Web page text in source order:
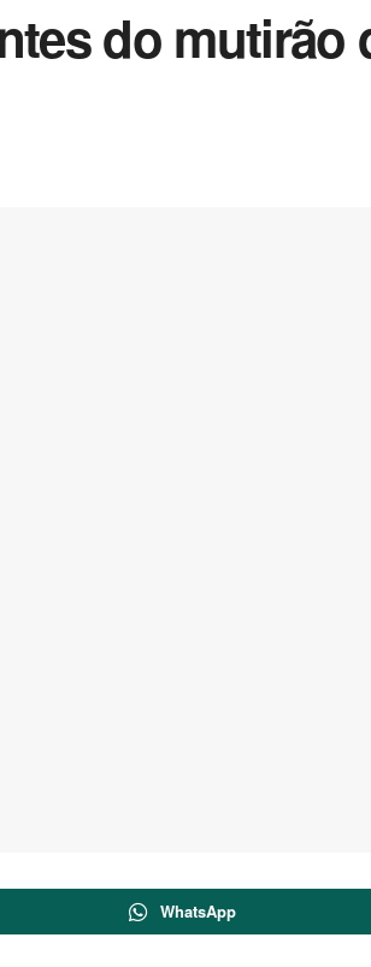
do mutirão
WhatsApp